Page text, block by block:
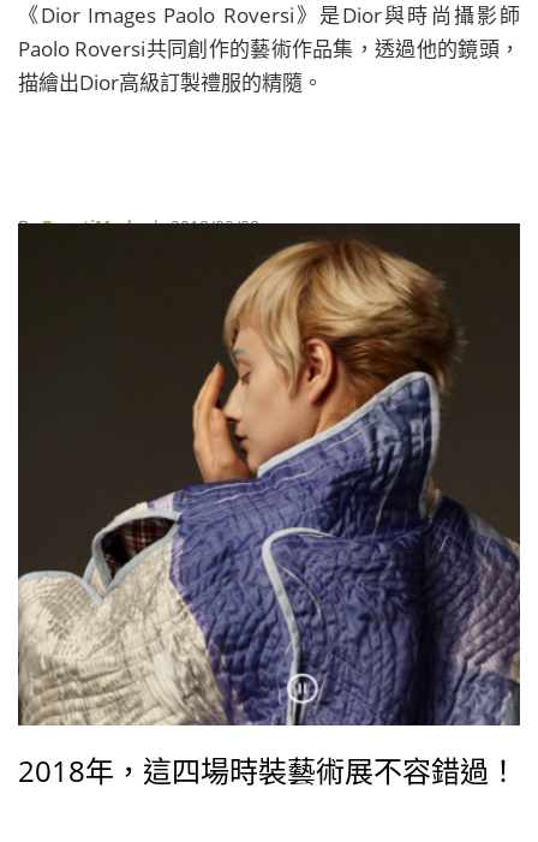
《Dior Images Paolo Roversi》是Dior與時尚攝影師
Paolo Roversi共同創作的藝術作品集，透過他的鏡頭，
描繪出Dior高級訂製禮服的精隨。
ByBeautiMode| 2018/02/28
2018年，這四場時裝藝術展不容錯過！